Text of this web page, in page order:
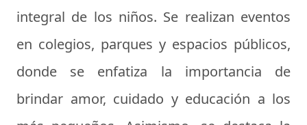
integral de los niños. Se realizan eventos
en colegios, parques y espacios públicos,
donde se enfatiza la importancia de
brindar amor, cuidado y educación a los